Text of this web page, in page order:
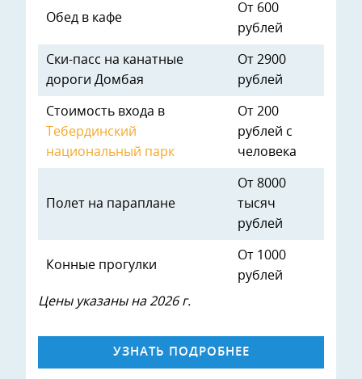
Обед в кафе
От 600
рублей
Ски-пасс на канатные
дороги Домбая
От 2900
рублей
Стоимость входа в
Тебердинский
национальный парк
От 200
рублей с
человека
Полет на параплане
От 8000
тысяч
рублей
Конные прогулки
От 1000
рублей
Цены указаны на 2026 г.
УЗНАТЬ ПОДРОБНЕЕ